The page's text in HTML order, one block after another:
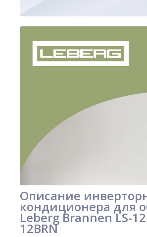
Описание
кондиционера для
Leberg Brannen LS-
12BRN